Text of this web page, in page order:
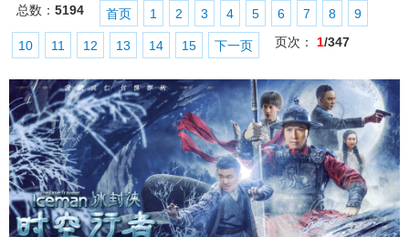
总数： 5194 首页 1 2 3 4 5 6 7 8 9
10 11 12 13 14 15 下一页 页次： 1/347